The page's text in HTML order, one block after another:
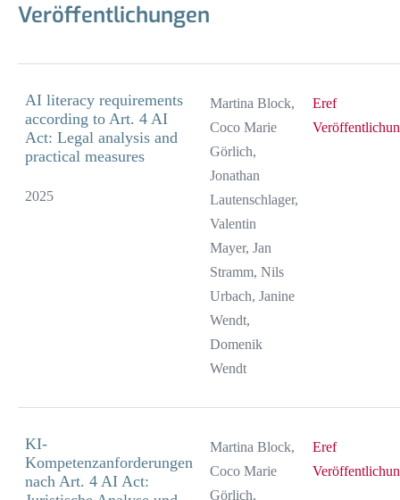
Veröffentlichungen
AI literacy requirements
according to Art. 4 AI
Act: Legal analysis and
practical measures
2025
Martina Block,
Coco Marie
Görlich,
Jonathan
Lautenschlager,
Valentin
Mayer, Jan
Stramm, Nils
Urbach, Janine
Wendt,
Domenik
Wendt
Eref
KI-
Kompetenzanforderungen
nach Art. 4 AI Act:
Martina Block,
Coco Marie
Görlich,
Eref